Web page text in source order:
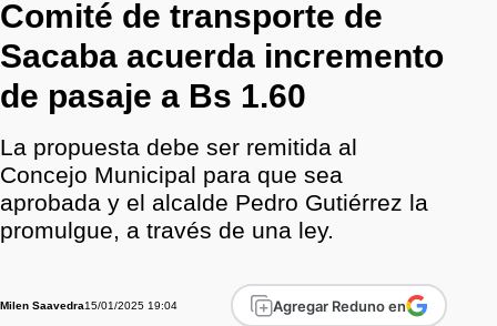
Comité de transporte de
Sacaba acuerda incremento
de pasaje a Bs 1.60
La propuesta debe ser remitida al
Concejo Municipal para que sea
aprobada y el alcalde Pedro Gutiérrez la
promulgue, a través de una ley.
Milen Saavedra15/01/2025 19:04 Agregar Reduno en